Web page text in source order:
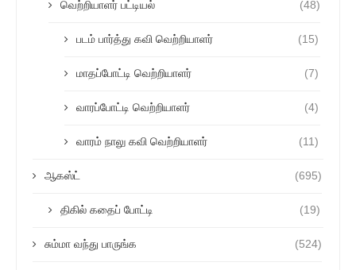
வெற்றியாளர் பட்டியல் (48)
படம் பார்த்து கவி வெற்றியாளர் (15)
மாதப்போட்டி வெற்றியாளர் (7)
வாரப்போட்டி வெற்றியாளர் (4)
வாரம் நாலு கவி வெற்றியாளர் (11)
ஆகஸ்ட் (695)
திகில் கதைப் போட்டி (19)
சும்மா வந்து பாருங்க (524)